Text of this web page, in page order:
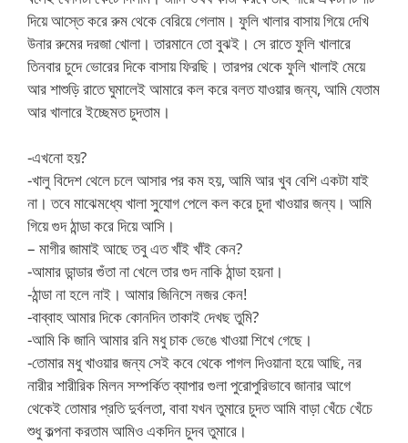
দিয়ে আস্তে করে রুম থেকে বেরিয়ে গেলাম। ফুলি খালার বাসায় গিয়ে দেখি
উনার রুমের দরজা খোলা। তারমানে তো বুঝই। সে রাতে ফুলি খালারে
তিনবার চুদে ভোরের দিকে বাসায় ফিরছি। তারপর থেকে ফুলি খালাই মেয়ে
আর শাশুড়ি রাতে ঘুমালেই আমারে কল করে বলত যাওয়ার জন্য, আমি যেতাম
আর খালারে ইচ্ছেমত চুদতাম।
-এখনো হয়?
-খালু বিদেশ থেলে চলে আসার পর কম হয়, আমি আর খুব বেশি একটা যাই
না। তবে মাঝেমধ্যে খালা সু্যোগ পেলে কল করে চুদা খাওয়ার জন্য। আমি
গিয়ে গুদ ঠান্ডা করে দিয়ে আসি।
– মাগীর জামাই আছে তবু এত খাঁই খাঁই কেন?
-আমার ডান্ডার গুঁতা না খেলে তার গুদ নাকি ঠান্ডা হয়না।
-ঠান্ডা না হলে নাই। আমার জিনিসে নজর কেন!
-বাব্বাহ আমার দিকে কোনদিন তাকাই দেখছ তুমি?
-আমি কি জানি আমার রনি মধু চাক ভেঙে খাওয়া শিখে গেছে।
-তোমার মধু খাওয়ার জন্য সেই কবে থেকে পাগল দিওয়ানা হয়ে আছি, নর
নারীর শারীরিক মিলন সম্পর্কিত ব্যাপার গুলা পুরোপুরিভাবে জানার আগে
থেকেই তোমার প্রতি দুর্বলতা, বাবা যখন তুমারে চুদত আমি বাড়া খেঁচে খেঁচে
শুধু কল্পনা করতাম আমিও একদিন চুদব তুমারে।